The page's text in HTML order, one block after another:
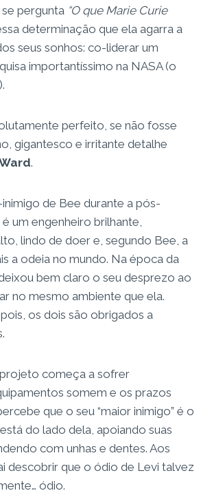
pergunta “O que Marie Curie
determinação que ela agarra a
seus sonhos: co-liderar um
importantíssimo na NASA (o
perfeito, se não fosse
gigantesco e irritante detalhe
.
de Bee durante a pós-
um engenheiro brilhante,
lindo de doer e, segundo Bee, a
a odeia no mundo. Na época da
bem claro o seu desprezo ao
no mesmo ambiente que ela.
os dois são obrigados a
começa a sofrer
somem e os prazos
que o seu “maior inimigo” é o
do lado dela, apoiando suas
com unhas e dentes. Aos
descobrir que o ódio de Levi talvez
ódio.